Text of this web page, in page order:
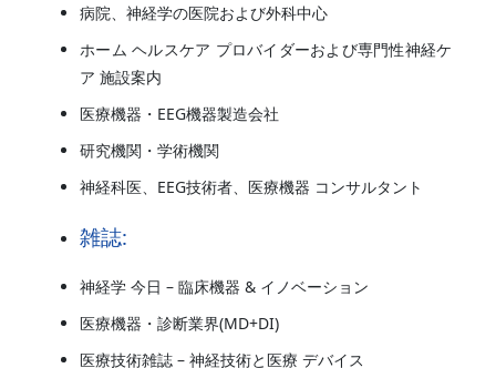
病院、神経学の医院および外科中心
ホーム ヘルスケア プロバイダーおよび専門性神経ケ
ア 施設案内
医療機器・EEG機器製造会社
研究機関・学術機関
神経科医、EEG技術者、医療機器 コンサルタント
雑誌:
神経学 今日 – 臨床機器 & イノベーション
医療機器・診断業界(MD+DI)
医療技術雑誌 – 神経技術と医療 デバイス